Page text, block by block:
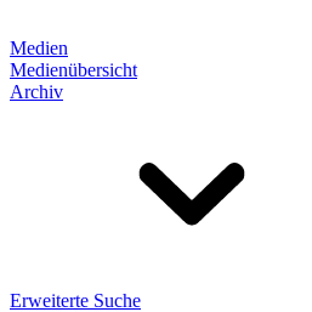
Medien
Medienübersicht
Archiv
Erweiterte Suche